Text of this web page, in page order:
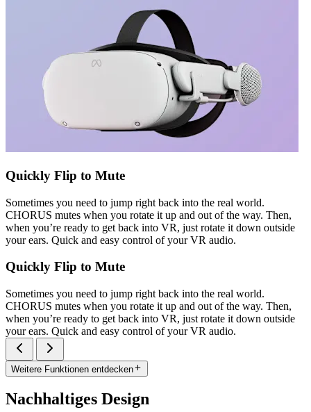
Quickly Flip to Mute
Sometimes you need to jump right back into the real world.
CHORUS mutes when you rotate it up and out of the way. Then,
when you’re ready to get back into VR, just rotate it down outside
your ears. Quick and easy control of your VR audio.
Quickly Flip to Mute
Sometimes you need to jump right back into the real world.
CHORUS mutes when you rotate it up and out of the way. Then,
when you’re ready to get back into VR, just rotate it down outside
your ears. Quick and easy control of your VR audio.
Weitere Funktionen entdecken
Nachhaltiges Design